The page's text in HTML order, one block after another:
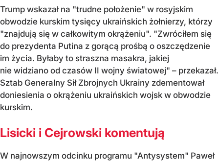
Trump wskazał na "trudne położenie" w rosyjskim
obwodzie kurskim tysięcy ukraińskich żołnierzy, którzy
"znajdują się w całkowitym okrążeniu". "Zwróciłem się
do prezydenta Putina z gorącą prośbą o oszczędzenie
im życia. Byłaby to straszna masakra, jakiej
nie widziano od czasów II wojny światowej" – przekazał.
Sztab Generalny Sił Zbrojnych Ukrainy zdementował
doniesienia o okrążeniu ukraińskich wojsk w obwodzie
kurskim.
Lisicki i Cejrowski komentują
W najnowszym odcinku programu "Antysystem" Paweł